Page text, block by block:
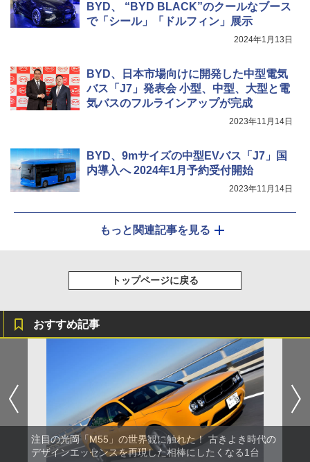
BYD、 “BYD BLACK”のクールなブース
で「シール」「ドルフィン」展示
2024年1月13日
BYD、日本市場向けに開発した中型電気
バス「J7」発表会 小型、中型、大型と電
気バスのフルラインアップが完成
2023年11月14日
BYD、9mサイズの中型EVバス「J7」国
内導入へ 2024年1月予約受付開始
2023年11月14日
もっと関連記事を見る
トップページに戻る
おすすめ記事
注目の光岡「M55」の世界観に触れた！ 古きよき時代の
デザインエッセンスを再現した相棒にしたくなる1台